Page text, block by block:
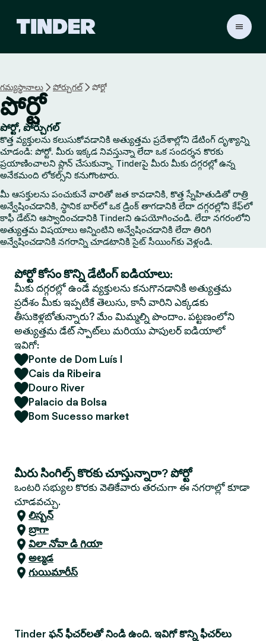
r
గమ్యస్థానాలు పోర్చుగల్ పోర్టో
పోర్టో
పోర్టో, పోర్చుగల్
కొత్త వ్యక్తులను కలుసుకోవడానికి అత్యుత్తమ ప్రదేశాల్లోని డేటింగ్ దృశ్యాన్ని
చూడండి: పోర్టో. మీరు ఇక్కడ నివస్తున్నా లేదా ఒక సందర్శన కొరకు
ప్రయాణించాలని ప్లాన్ చేసుకున్నా, Tinderపై మీరు మీకు దగ్గరల్లో ఉన్న
అనేకమంది లోకల్స్‌ని కనుగొంటారు.
మీ ఆసక్తులను పంచుకునే వారితో జత కావడానికి, కొత్త స్నేహితుడితో రాత్రి
అన్వేషించడానికి, స్థానిక బార్‌లో ఒక డ్రింక్ తాగడానికి లేదా దగ్గరల్లోని కేఫ్‌లో
కాఫీ డేట్‌ని ఆస్వాదించడానికి Tinderని ఉపయోగించండి. లేదా నగరంలోని
అత్యుత్తమ విషయాలు అన్నింటిని అన్వేషించడానికి లేదా తిరిగి
అన్వేషించడానికి నగరాన్ని చూడటానికి సైట్ సీయింగ్‌కు వెళ్లండి.
పోర్టో కోసం కొన్ని డేటింగ్ ఐడియాలు:
మీకు దగ్గరల్లో ఉండే వ్యక్తులను కనుగొనడానికి అత్యుత్తమ
ప్రదేశం మీకు ఇప్పటికే తెలుసు, కానీ వారిని ఎక్కడకు
తీసుకెళ్లబోతున్నారు? మేం మిమ్మల్ని పొందాం. పట్టణంలోని
అత్యుత్తమ డేట్ స్పాట్‌లు మరియు పాపులర్ ఐడియాలో
ఇవిగో:
Ponte de Dom Luís I
Cais da Ribeira
Douro River
Palacio da Bolsa
Bom Sucesso market
మీరు సింగిల్స్ కొరకు చూస్తున్నారా? పోర్టో
ఒంటరి సభ్యుల కొరకు వెతికేవారు తరచుగా ఈ నగరాల్లో కూడా
చూడవచ్చు.
లిస్బన్
బ్రాగా
విలా నోవా డి గియా
అల్మడ
గుయిమారీస్
Tinder ఫన్ ఫీచర్‌లతో నిండి ఉంది. ఇవిగో కొన్ని ఫీచర్‌లు